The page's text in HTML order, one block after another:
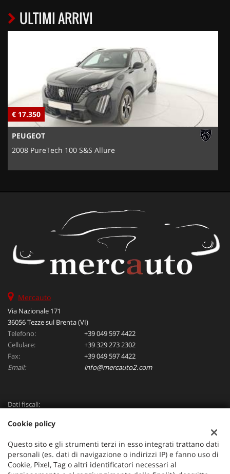
ULTIMI ARRIVI
€ 17.350
PEUGEOT
2008 PureTech 100 S&S Allure
Mercauto
Via Nazionale 171
36056 Tezze sul Brenta (VI)
Telefono:
+39 049 597 4422
Cellulare:
+39 329 273 2302
Fax:
+39 049 597 4422
Email:
info@mercauto2.com
Dati fiscali:
Via Nazionale, 171 PD - 36056 Tezze sul Brenta
Registro delle imprese:PD
Cookie policy
Questo sito e gli strumenti terzi in esso integrati trattano dati
personali (es. dati di navigazione o indirizzi IP) e fanno uso di
Cookie, Pixel, Tag o altri identificatori necessari al